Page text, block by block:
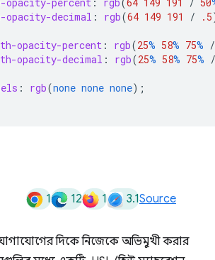
opacity-decimal : rgb(64 149 191 / .5
opacity-percent : rgb(25% 58% 75% /
opacity-decimal : rgb(25% 58% 75% /
: rgb(none none none);
1 12 1 3.1Source
দিকে নিজেকে অভিমুখী করার